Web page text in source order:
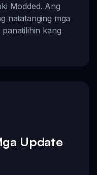
Modded. Ang
natatanging mga
kang
Update